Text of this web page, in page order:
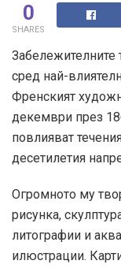
0
SHARES
Забележителните
сред най-
Френският
декември през
повлияват
десетилетия
Огромното му
рисунка,
литографии и
илюстрации.